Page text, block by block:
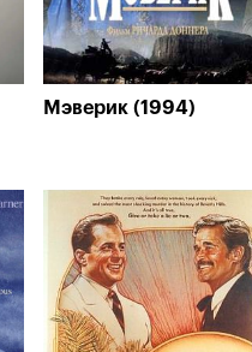
Мэверик (1994)